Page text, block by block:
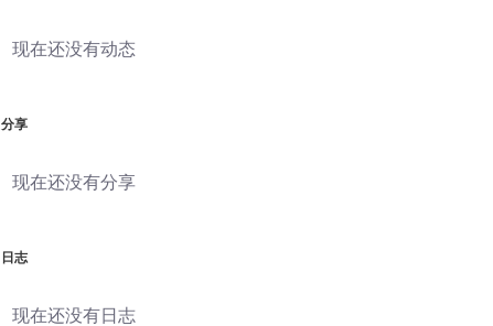
现在还没有动态
分享
现在还没有分享
日志
现在还没有日志